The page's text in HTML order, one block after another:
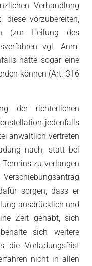
Verhandlung
diese vorzubereiten,
(zur Heilung des
vgl. Anm.
hätte sogar eine
können (Art. 316
der richterlichen
jedenfalls
anwaltlich vertreten
nach, statt bei
zu verlangen
sorgen, dass er
ausdrücklich und
Zeit gehabt, sich
sich weitere
die Vorladungsfrist
nicht in allen